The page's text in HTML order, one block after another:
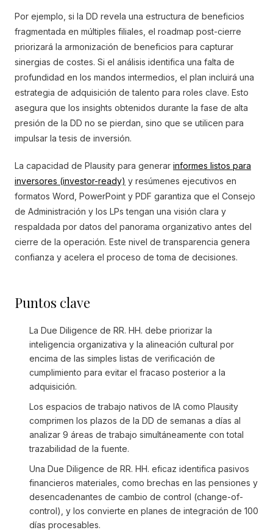
Por ejemplo, si la DD revela una estructura de beneficios
fragmentada en múltiples filiales, el roadmap post-cierre
priorizará la armonización de beneficios para capturar
sinergias de costes. Si el análisis identifica una falta de
profundidad en los mandos intermedios, el plan incluirá una
estrategia de adquisición de talento para roles clave. Esto
asegura que los insights obtenidos durante la fase de alta
presión de la DD no se pierdan, sino que se utilicen para
impulsar la tesis de inversión.
La capacidad de Plausity para generar informes listos para
inversores (investor-ready) y resúmenes ejecutivos en
formatos Word, PowerPoint y PDF garantiza que el Consejo
de Administración y los LPs tengan una visión clara y
respaldada por datos del panorama organizativo antes del
cierre de la operación. Este nivel de transparencia genera
confianza y acelera el proceso de toma de decisiones.
Puntos clave
La Due Diligence de RR. HH. debe priorizar la
inteligencia organizativa y la alineación cultural por
encima de las simples listas de verificación de
cumplimiento para evitar el fracaso posterior a la
adquisición.
Los espacios de trabajo nativos de IA como Plausity
comprimen los plazos de la DD de semanas a días al
analizar 9 áreas de trabajo simultáneamente con total
trazabilidad de la fuente.
Una Due Diligence de RR. HH. eficaz identifica pasivos
financieros materiales, como brechas en las pensiones y
desencadenantes de cambio de control (change-of-
control), y los convierte en planes de integración de 100
días procesables.